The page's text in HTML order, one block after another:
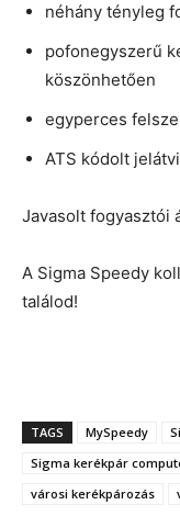
néhány tényleg
pofonegyszerű
köszönhetően
egyperces
ATS kódolt
Javasolt fogyasztói
A Sigma Speedy
találod!
TAGS MySpeedy
Sigma kerékpár
városi kerékpározás